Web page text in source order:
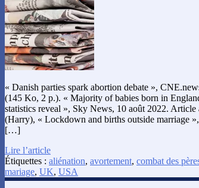
« Danish parties spark abortion debate »,
(145 Ko, 2 p.). « Majority of babies born in
statistics reveal », Sky News, 10 août 2022.
(Harry), « Lockdown and births outside marriage
[…]
Lire l’article
Étiquettes : aliénation, avortement, combat des
mariage, UK, USA